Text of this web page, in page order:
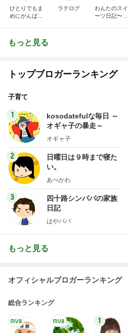
ひとりでもま
めにがんばる
ラテログ
わんたのスイ
ーツ日記〜小
もっと見る
トップブロガーランキング
子育て
1
kosodatefulな毎日 ～
オギャ子の暴走～
オギャ子
2
日曜日は９時まで寝た
い。
あべかわ
3
四十路シンパパの家族
日記
はやパパ
もっと見る
オフィシャルブロガーランキング
総合ランキング
1